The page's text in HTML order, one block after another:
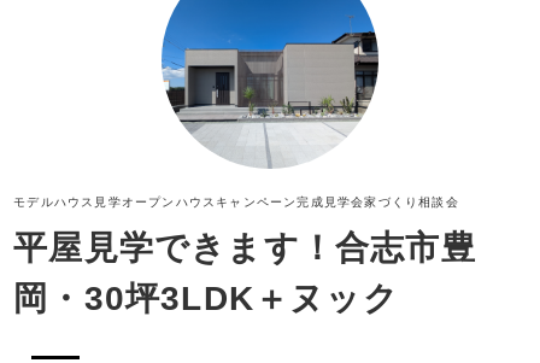
モデルハウス見学オープンハウス キャンペーン完成見学会家づくり相談会
平屋見学できます！合志市豊
岡・30坪3LDK＋ヌック